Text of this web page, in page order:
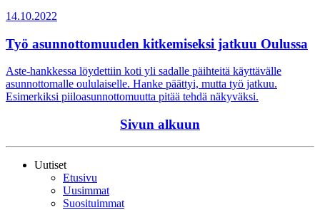
14.10.2022
Työ asunnottomuuden kitkemiseksi jatkuu Oulussa
Aste-hankkessa löydettiin koti yli sadalle päihteitä käyttävälle
asunnottomalle oululaiselle. Hanke päättyi, mutta työ jatkuu.
Esimerkiksi piiloasunnottomuutta pitää tehdä näkyväksi.
Sivun alkuun
Uutiset
Etusivu
Uusimmat
Suosituimmat